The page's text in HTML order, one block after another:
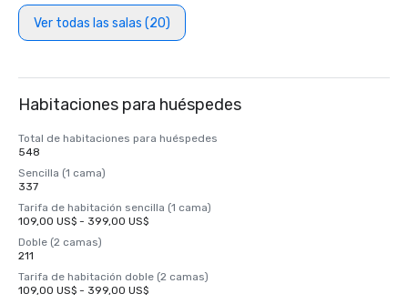
Ver todas las salas (20)
Habitaciones para huéspedes
Total de habitaciones para huéspedes
548
Sencilla (1 cama)
337
Tarifa de habitación sencilla (1 cama)
109,00 US$ - 399,00 US$
Doble (2 camas)
211
Tarifa de habitación doble (2 camas)
109,00 US$ - 399,00 US$